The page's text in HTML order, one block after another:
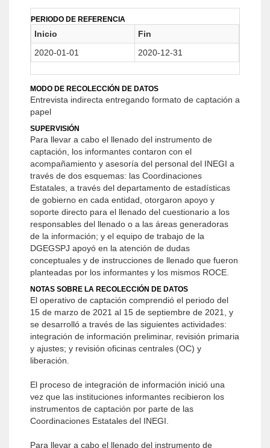
PERIODO DE REFERENCIA
Inicio
Fin
2020-01-01
2020-12-31
MODO DE RECOLECCIÓN DE DATOS
Entrevista indirecta entregando formato de captación a
papel
SUPERVISIÓN
Para llevar a cabo el llenado del instrumento de
captación, los informantes contaron con el
acompañamiento y asesoría del personal del INEGI a
través de dos esquemas: las Coordinaciones
Estatales, a través del departamento de estadísticas
de gobierno en cada entidad, otorgaron apoyo y
soporte directo para el llenado del cuestionario a los
responsables del llenado o a las áreas generadoras
de la información; y el equipo de trabajo de la
DGEGSPJ apoyó en la atención de dudas
conceptuales y de instrucciones de llenado que fueron
planteadas por los informantes y los mismos ROCE.
NOTAS SOBRE LA RECOLECCIÓN DE DATOS
El operativo de captación comprendió el periodo del
15 de marzo de 2021 al 15 de septiembre de 2021, y
se desarrolló a través de las siguientes actividades:
integración de información preliminar, revisión primaria
y ajustes; y revisión oficinas centrales (OC) y
liberación.
El proceso de integración de información inició una
vez que las instituciones informantes recibieron los
instrumentos de captación por parte de las
Coordinaciones Estatales del INEGI.
Para llevar a cabo el llenado del instrumento de